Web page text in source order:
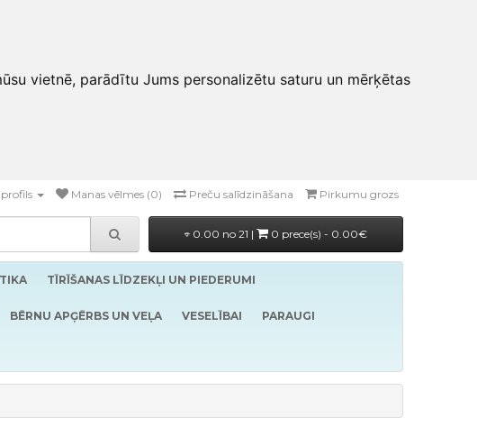
vietnē, parādītu Jums personalizētu saturu un mērķētas
Manas vēlmes (0) Preču salīdzināšana Pirkumu grozs
0.00 no 21 | 0 prece(s) - 0.00€
TĪRĪŠANAS LĪDZEKĻI UN PIEDERUMI
BĒRNU APĢĒRBS UN VEĻA VESELĪBAI PARAUGI